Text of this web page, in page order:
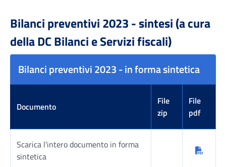
Bilanci preventivi 2023 - sintesi (a cura
della DC Bilanci e Servizi fiscali)
Bilanci preventivi 2023 - in forma sintetica
Documento
File
zip
File
pdf
Scarica l'intero documento in forma
sintetica